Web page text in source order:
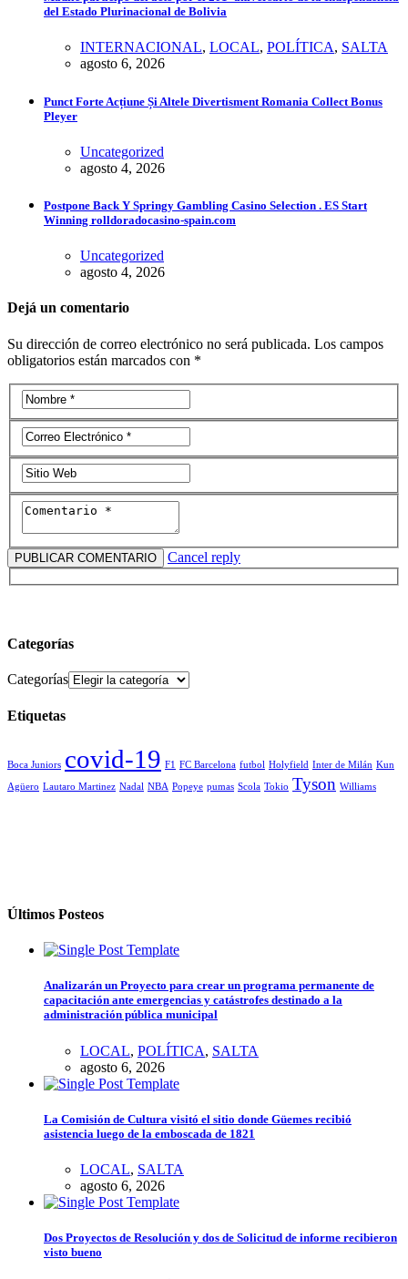
del Estado Plurinacional de Bolivia
INTERNACIONAL, LOCAL, POLÍTICA, SALTA
agosto 6, 2026
Punct Forte Acțiune Și Altele Divertisment Romania Collect Bonus
Pleyer
Uncategorized
agosto 4, 2026
Postpone Back Y Springy Gambling Casino Selection . ES Start
Winning rolldoradocasino-spain.com
Uncategorized
agosto 4, 2026
Dejá un comentario
Su dirección de correo electrónico no será publicada. Los campos
obligatorios están marcados con *
Cancel reply
Categorías
Categorías
Etiquetas
Boca Juniors covid-19 F1 FC Barcelona futbol Holyfield Inter de Milán Kun
Agüero Lautaro Martinez Nadal NBA Popeye pumas Scola Tokio Tyson Williams
Últimos Posteos
Analizarán un Proyecto para crear un programa permanente de
capacitación ante emergencias y catástrofes destinado a la
administración pública municipal
LOCAL, POLÍTICA, SALTA
agosto 6, 2026
La Comisión de Cultura visitó el sitio donde Güemes recibió
asistencia luego de la emboscada de 1821
LOCAL, SALTA
agosto 6, 2026
Dos Proyectos de Resolución y dos de Solicitud de informe recibieron
visto bueno